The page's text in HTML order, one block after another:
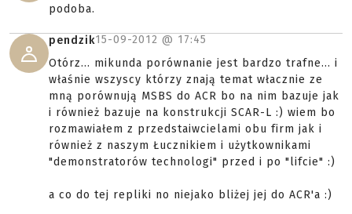
podoba.
pendzik15-09-2012 @ 17:45
Otórz... mikunda porównanie jest bardzo trafne... i
właśnie wszyscy którzy znają temat włacznie ze
mną porównują MSBS do ACR bo na nim bazuje jak
i również bazuje na konstrukcji SCAR-L :) wiem bo
rozmawiałem z przedstaiwcielami obu firm jak i
również z naszym Łucznikiem i użytkownikami
"demonstratorów technologi" przed i po "lifcie" :)
a co do tej repliki no niejako bliżej jej do ACR'a :)